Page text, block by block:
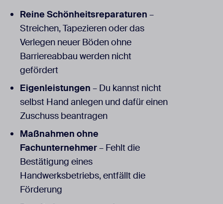
Reine Schönheitsreparaturen –
Streichen, Tapezieren oder das
Verlegen neuer Böden ohne
Barriereabbau werden nicht
gefördert
Eigenleistungen – Du kannst nicht
selbst Hand anlegen und dafür einen
Zuschuss beantragen
Maßnahmen ohne
Fachunternehmer– Fehlt die
Bestätigung eines
Handwerksbetriebs, entfällt die
Förderung